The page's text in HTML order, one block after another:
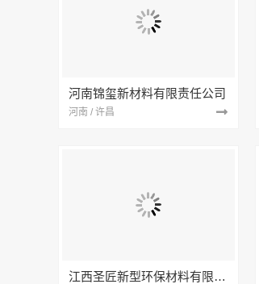
河南锦玺新材料有限责任公司
河南 / 许昌
江西圣匠新型环保材料有限公司